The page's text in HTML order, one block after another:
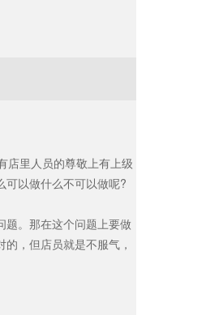
店里人员的尊敬上有上级
可以做什么不可以做呢?
题。那在这个问题上要做
，但店员就是不服气，